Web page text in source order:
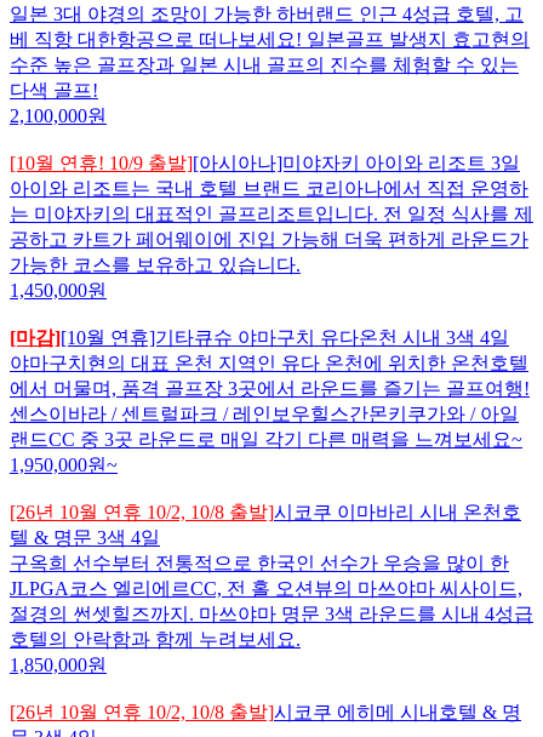
일본 3대 야경의 조망이 가능한 하버랜드 인근 4성급 호텔, 고
베 직항 대한항공으로 떠나보세요! 일본골프 발생지 효고현의
수준 높은 골프장과 일본 시내 골프의 진수를 체험할 수 있는
다색 골프!
2,100,000원
[10월 연휴! 10/9 출발][아시아나]미야자키 아이와 리조트 3일
아이와 리조트는 국내 호텔 브랜드 코리아나에서 직접 운영하
는 미야자키의 대표적인 골프리조트입니다. 전 일정 식사를 제
공하고 카트가 페어웨이에 진입 가능해 더욱 편하게 라운드가
가능한 코스를 보유하고 있습니다.
1,450,000원
[마감][10월 연휴]기타큐슈 야마구치 유다온천 시내 3색 4일
야마구치현의 대표 온천 지역인 유다 온천에 위치한 온천호텔
에서 머물며, 품격 골프장 3곳에서 라운드를 즐기는 골프여행!
센스이바라 / 센트럴파크 / 레인보우힐스간몬키쿠가와 / 아일
랜드CC 중 3곳 라운드로 매일 각기 다른 매력을 느껴보세요~
1,950,000원~
[26년 10월 연휴 10/2, 10/8 출발]시코쿠 이마바리 시내 온천호
텔 & 명문 3색 4일
구옥희 선수부터 전통적으로 한국인 선수가 우승을 많이 한
JLPGA코스 엘리에르CC, 전 홀 오션뷰의 마쓰야마 씨사이드,
절경의 썬셋힐즈까지. 마쓰야마 명문 3색 라운드를 시내 4성급
호텔의 안락함과 함께 누려보세요.
1,850,000원
[26년 10월 연휴 10/2, 10/8 출발]시코쿠 에히메 시내호텔 & 명